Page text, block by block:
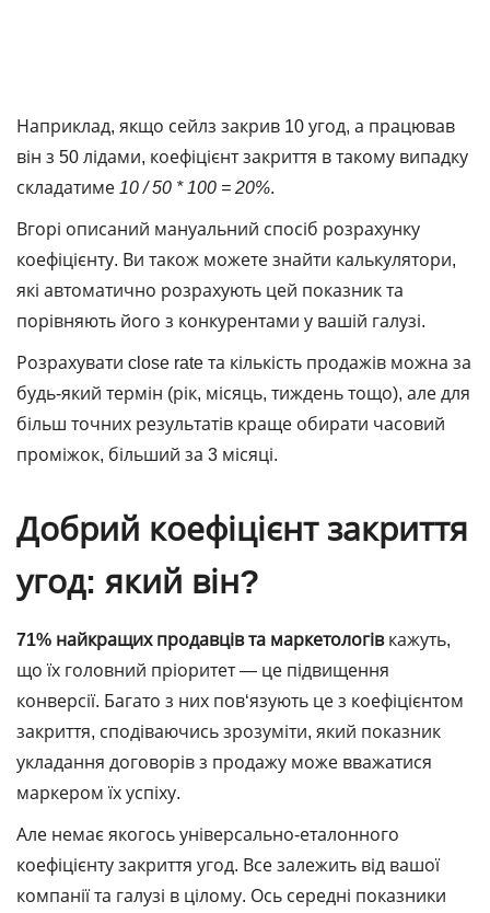
Наприклад, якщо сейлз закрив 10 угод, а працював
він з 50 лідами, коефіцієнт закриття в такому випадку
складатиме10 / 50 * 100 = 20%.
Вгорі описаний мануальний спосіб розрахунку
коефіцієнту. Ви також можете знайти калькулятори,
які автоматично розрахують цей показник та
порівняють його з конкурентами у вашій галузі.
Розрахувати close rate та кількість продажів можна за
будь-який термін (рік, місяць, тиждень тощо), але для
більш точних результатів краще обирати часовий
проміжок, більший за 3 місяці.
Добрий коефіцієнт закриття
угод: який він?
71% найкращих продавців та маркетологівкажуть,
що їх головний пріоритет — це підвищення
конверсії. Багато з них пов‘язують це з коефіцієнтом
закриття, сподіваючись зрозуміти, який показник
укладання договорів з продажу може вважатися
маркером їх успіху.
Але немає якогось універсально-еталонного
коефіцієнту закриття угод. Все залежить від вашої
компанії та галузі в цілому. Ось середні показники